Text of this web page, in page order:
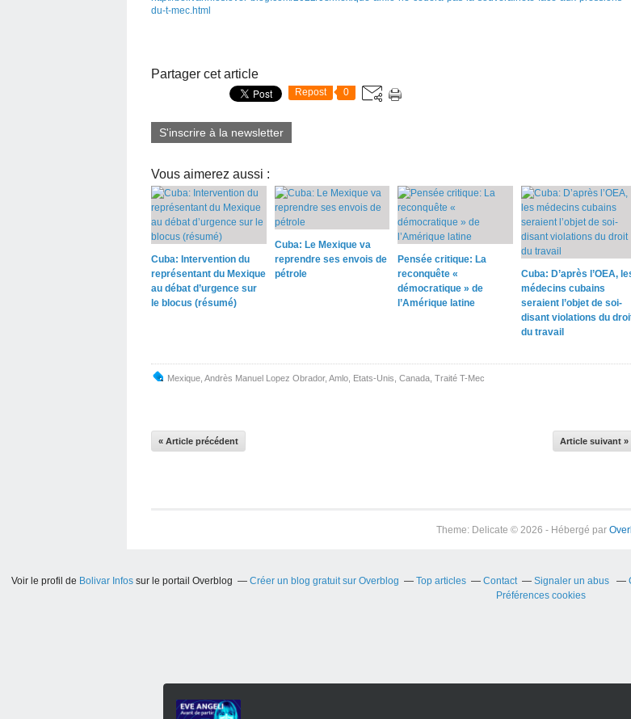
du-t-mec.html
Partager cet article
Repost 0
S'inscrire à la newsletter
Vous aimerez aussi :
Cuba: Intervention du
représentant du Mexique
au débat d’urgence sur
le blocus (résumé)
Cuba: Le Mexique va
reprendre ses envois de
pétrole
Pensée critique: La
reconquête «
démocratique » de
l’Amérique latine
Cuba: D’après l’OEA,
médecins cubains
seraient l’objet de soi-
disant violations du
du travail
Mexique Andrès Manuel Lopez Obrador, Amlo Etats-Unis Canada Traité T-Mec
« Article précédent Article suivant »
Theme: Delicate © 2026 - Hébergé par
Voir le profil de Bolivar Infossur le portail Overblog Créer un blog gratuit sur Overblog Top articles Contact Signaler un abus
Préférences cookies